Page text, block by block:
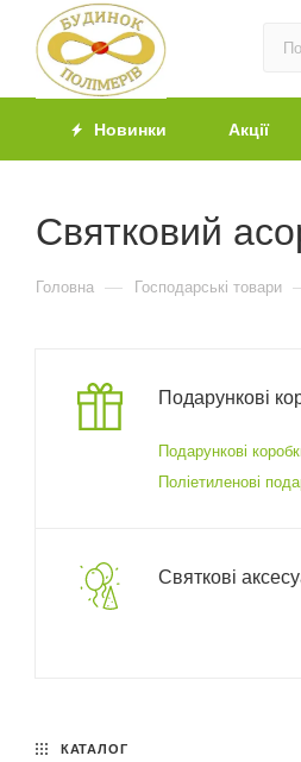
Новинки Акції
Святковий
Головна — Господарські товари
Подарункові
Подарункові
Поліетиленові
Святкові
КАТАЛОГ